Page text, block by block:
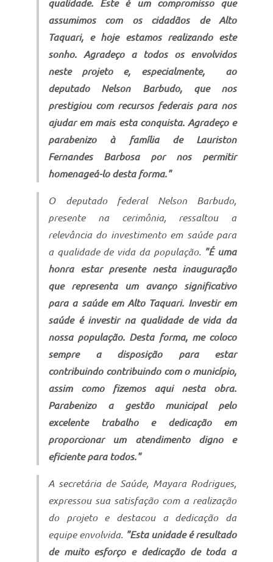
qualidade. Este é um compromisso que
assumimos com os cidadãos de Alto
Taquari, e hoje estamos realizando este
sonho. Agradeço a todos os envolvidos
neste projeto e, especialmente, ao
deputado Nelson Barbudo, que nos
prestigiou com recursos federais para nos
ajudar em mais esta conquista. Agradeço e
parabenizo à família de Lauriston
Fernandes Barbosa por nos permitir
homenageá-lo desta forma."
O deputado federal Nelson Barbudo,
presente na cerimônia, ressaltou a
relevância do investimento em saúde para
a qualidade de vida da população.
"É uma
honra estar presente nesta inauguração
que representa um avanço significativo
para a saúde em Alto Taquari. Investir em
saúde é investir na qualidade de vida da
nossa população. Desta forma, me coloco
sempre a disposição para estar
contribuindo contribuindo com o município,
assim como fizemos aqui nesta obra.
Parabenizo a gestão municipal pelo
excelente trabalho e dedicação em
proporcionar um atendimento digno e
eficiente para todos."
A secretária de Saúde, Mayara Rodrigues,
expressou sua satisfação com a realização
do projeto e destacou a dedicação da
equipe envolvida. "Esta unidade é resultado
de muito esforço e dedicação de toda a